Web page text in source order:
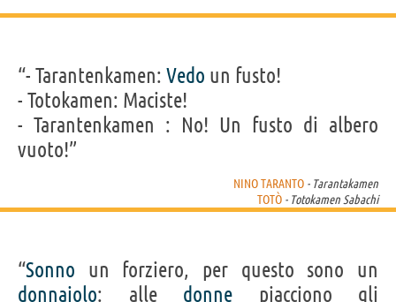
“- Tarantenkamen: Vedo un fusto!
- Totokamen: Maciste!
- Tarantenkamen : No! Un fusto di albero
vuoto!”
NINO TARANTO - Tarantakamen
TOTÒ - Totokamen Sabachi
“Sonno un forziero, per questo sono un
donnaiolo: alle donne piacciono gli